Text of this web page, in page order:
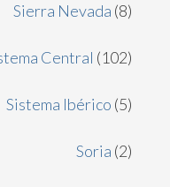
Sierra Nevada (8)
Central (102)
Sistema Ibérico (5)
Soria (2)